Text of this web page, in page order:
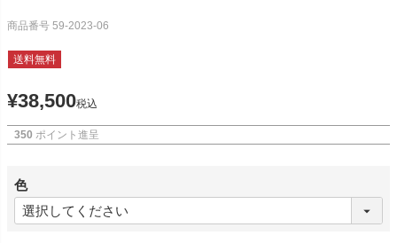
商品番号 59-2023-06
送料無料
¥38,500税込
350 ポイント進呈
色